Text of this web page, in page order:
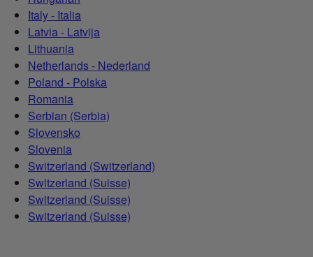
Italy - Italia
Latvia - Latvija
Lithuania
Netherlands - Nederland
Poland - Polska
Romania
Serbian (Serbia)
Slovensko
Slovenia
Switzerland (Switzerland)
Switzerland (Suisse)
Switzerland (Suisse)
Switzerland (Suisse)